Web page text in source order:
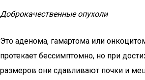
Доброкачественные опухоли
Это аденома, гамартома или
протекает бессимптомно, но при
размеров они сдавливают почки и